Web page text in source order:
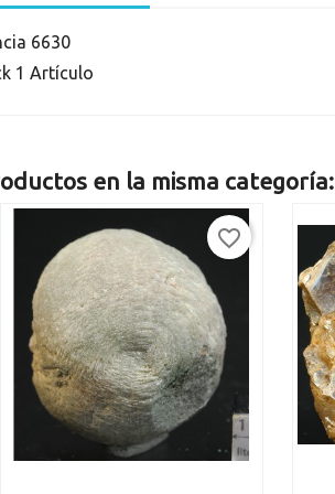
6630
1 Artículo
en la misma categoría:
favorite_border